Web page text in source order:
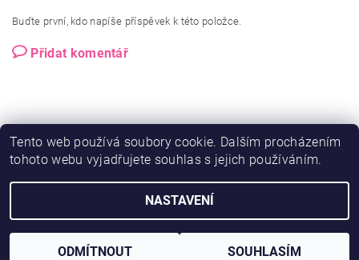
Buďte první, kdo napíše příspěvek k této položce.
Přidat komentář
Vytvořil Shoptet
Tento web používá soubory cookie. Dalším procházením
tohoto webu vyjadřujete souhlas s jejich používáním.
NASTAVENÍ
ODMÍTNOUT SOUHLASÍM